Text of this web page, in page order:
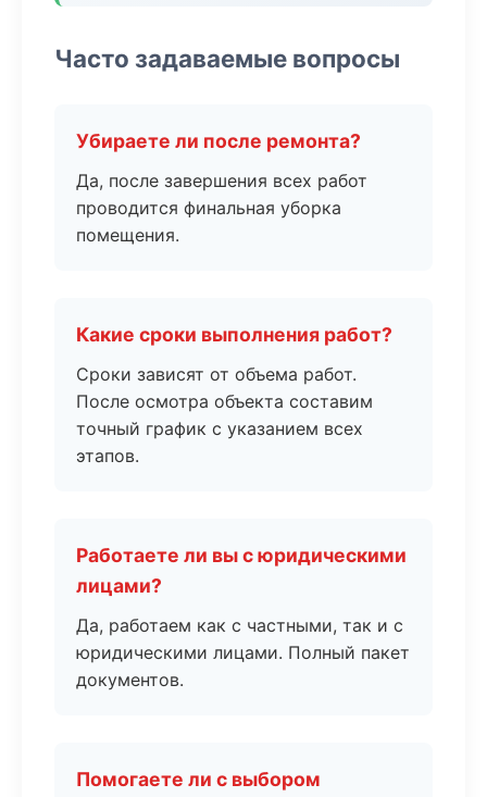
Часто задаваемые вопросы
Убираете ли после ремонта?
Да, после завершения всех работ
проводится финальная уборка
помещения.
Какие сроки выполнения работ?
Сроки зависят от объема работ.
После осмотра объекта составим
точный график с указанием всех
этапов.
Работаете ли вы с юридическими
лицами?
Да, работаем как с частными, так и с
юридическими лицами. Полный пакет
документов.
Помогаете ли с выбором